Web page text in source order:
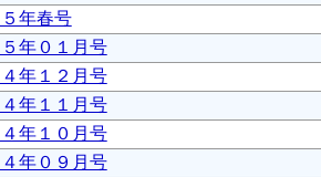
年春号
年０１月号
年１２月号
年１１月号
年１０月号
年０９月号